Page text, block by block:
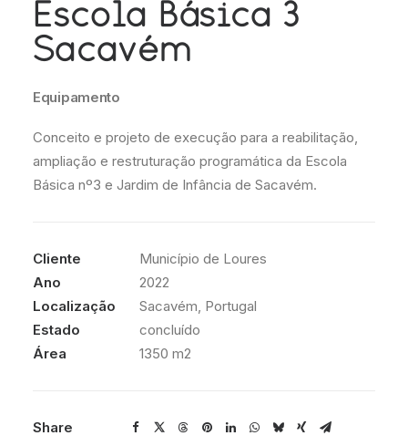
Escola Básica 3
Sacavém
Equipamento
Conceito e projeto de execução para a reabilitação,
ampliação e restruturação programática da Escola
Básica nº3 e Jardim de Infância de Sacavém.
Cliente
Município de Loures
Ano
2022
Localização
Sacavém, Portugal
Estado
concluído
Área
1350 m2
Share